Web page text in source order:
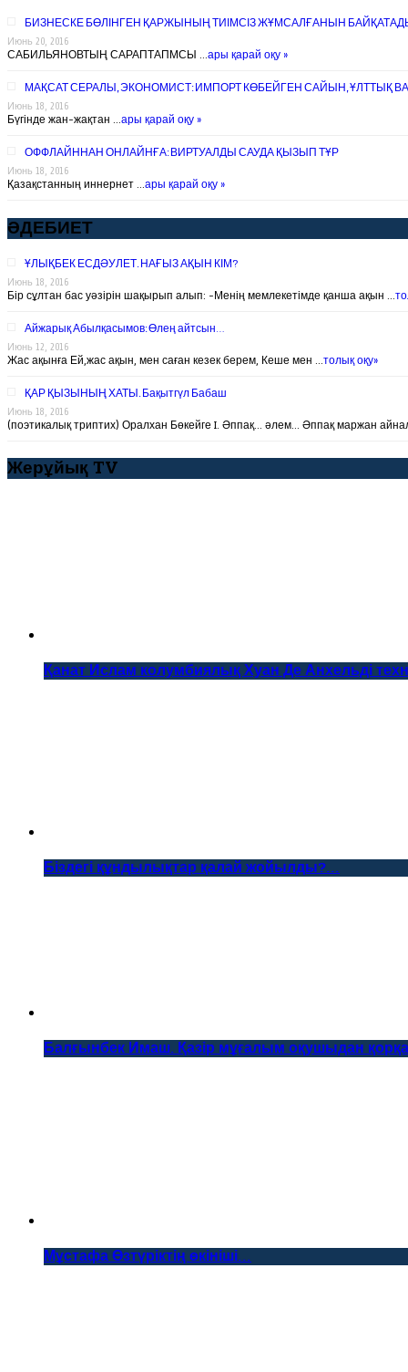
БИЗНЕСКЕ БӨЛІНГЕН ҚАРЖЫНЫҢ ТИІМСІЗ ЖҰМСАЛҒАНЫН
Июнь 20, 2016
САБИЛЬЯНОВТЫҢ САРАПТАПМСЫ …ары қарай оқу »
МАҚСАТ СЕРАЛЫ, ЭКОНОМИСТ: ИМПОРТ КӨБЕЙГЕН САЙЫН, ҰЛТТЫҚ
Июнь 18, 2016
Бүгінде жан-жақтан …ары қарай оқу »
ОФФЛАЙННАН ОНЛАЙНҒА: ВИРТУАЛДЫ САУДА ҚЫЗЫП ТҰР
Июнь 18, 2016
Қазақстанның иннернет …ары қарай оқу »
ӘДЕБИЕТ
ҰЛЫҚБЕК ЕСДӘУЛЕТ. НАҒЫЗ АҚЫН КІМ?
Июнь 18, 2016
Бір сұлтан бас уәзірін шақырып алып: -Менің мемлекетімде қанша ақын …
Айжарық Абылқасымов: Өлең айтсын…
Июнь 12, 2016
Жас ақынға Ей,жас ақын, мен саған кезек берем, Кеше мен … толық оқу»
ҚАР ҚЫЗЫНЫҢ ХАТЫ. Бақытгүл Бабаш
Июнь 18, 2016
(поэтикалық триптих) Оралхан Бөкейге I. Әппақ… әлем… Әппақ маржан
Жерұйық TV
Қанат Ислам колумбиялық Хуан Де Анхельді
Біздегі құндылықтар қалай жойылды?...
Балғынбек Имаш. Қазір мұғалым оқушыдан
Мұстафа Өзтүріктің өкініші…